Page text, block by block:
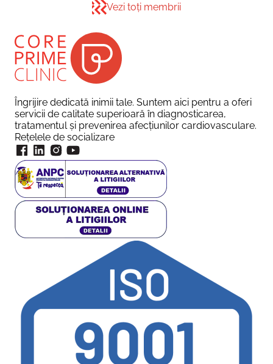
Vezi toți membrii
Îngrijire dedicată inimii tale. Suntem aici pentru a oferi
servicii de calitate superioară în diagnosticarea,
tratamentul și prevenirea afecțiunilor cardiovasculare.
Rețelele de socializare